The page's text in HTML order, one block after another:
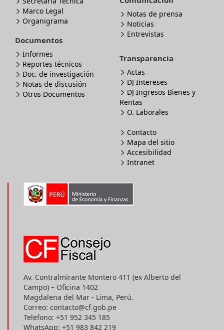
Marco Legal
Organigrama
Documentos
Informes
Reportes técnicos
Doc. de investigación
Notas de discusión
Otros Documentos
Notas de prensa
Noticias
Entrevistas
Transparencia
Actas
DJ Intereses
DJ Ingresos Bienes y
Rentas
O. Laborales
Contacto
Mapa del sitio
Accesibilidad
Intranet
Av. Contralmirante Montero 411 (ex Alberto del
Campo) – Oficina 1402
Magdalena del Mar - Lima, Perú.
Correo: contacto@cf.gob.pe
Telefono: +51 952 345 185
WhatsApp: +51 983 842 219